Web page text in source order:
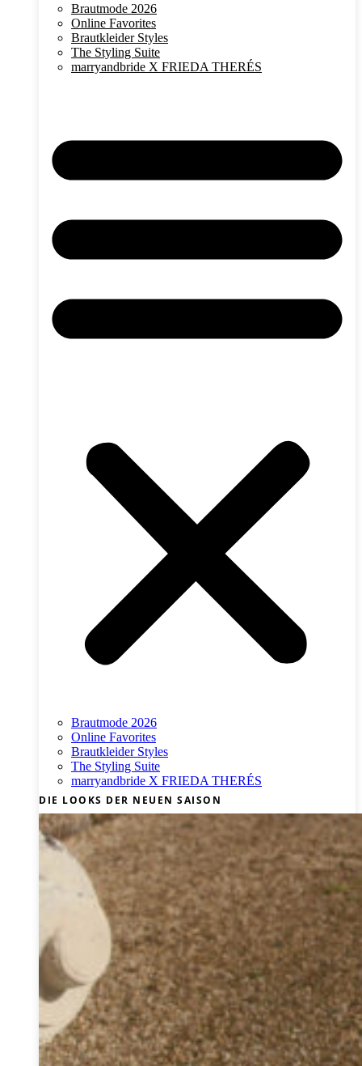
Brautmode 2026
Online Favorites
Brautkleider Styles
The Styling Suite
marryandbride X FRIEDA THERÉS
Brautmode 2026
Online Favorites
Brautkleider Styles
The Styling Suite
marryandbride X FRIEDA THERÉS
DIE LOOKS DER NEUEN SAISON